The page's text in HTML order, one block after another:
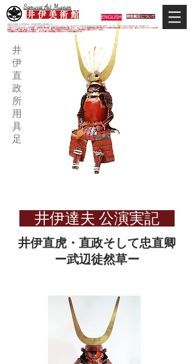
Samurai Art Museum
井 伊 美 術 館 ENGLISH 調査鑑定について
当館は日本唯一の甲冑武具・史料考証専門の美術館です。
平成29年度大河ドラマ「おんな城主 井伊直虎」の主人公直虎とされた人物、徳川四天王の筆頭井伊直政の直系後裔が運営しています。歴史と武具の本格派が集う美術館です。
＊当サイトにおけるすべての写真・文章等の著作権・版権は井伊美術館に属します。コピーなどの無断複製は著作権法上での例外を除き禁じられています。本サイトのコンテンツを代行
業者などの第三者に依頼して複製することは、たとえ個人や家庭内での利用であっても著作権法上認められていません。
※当館展示の刀剣類等は銃刀法に遵法し、​全て正真の刀剣登録証が添付されている事を確認済みです。
井
伊
直
政
所
用
具
足
井伊達夫 公演実記
井伊直虎・直政そして忠直卿
ー武辺徒然草ー